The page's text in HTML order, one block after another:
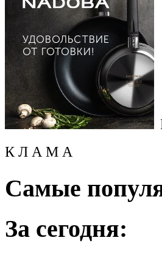
К Л А М А
Самые
За сегодня: